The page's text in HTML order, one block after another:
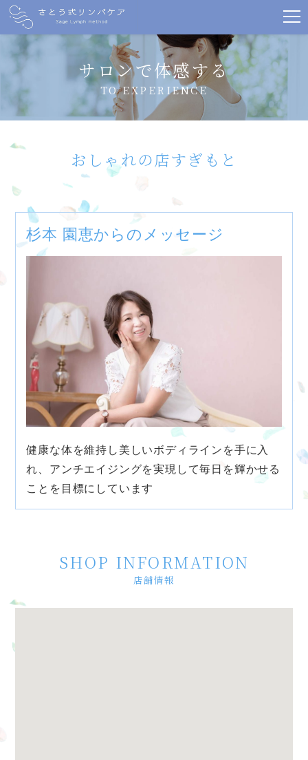
サロンで体感する
TO EXPERIENCE
おしゃれの店すぎもと
杉本 園恵からのメッセージ
健康な体を維持し美しいボディラインを手に入
れ、アンチエイジングを実現して毎日を輝かせる
ことを目標にしています
SHOP INFORMATION
店舗情報